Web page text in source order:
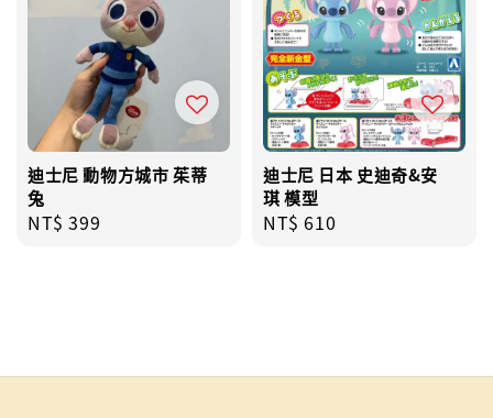
迪士尼 動物方城市 茱蒂
兔
Regular
NT$ 399
迪士尼 日本 史迪奇&安
琪 模型
Regular
NT$ 610